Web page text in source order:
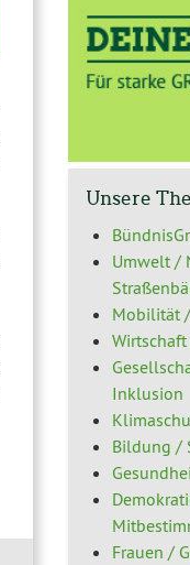
Unsere
Umwelt /
Mobilität
Inklusion
Bildung /
Frauen /